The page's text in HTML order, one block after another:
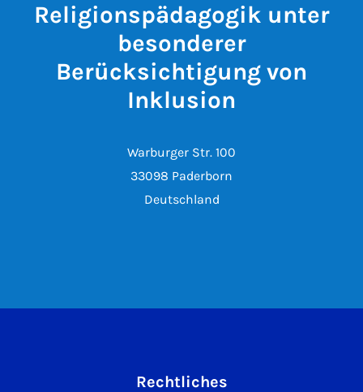
Religionspädagogik unter
besonderer
Berücksichtigung von
Inklusion
Warburger Str. 100
33098 Paderborn
Deutschland
Rechtliches